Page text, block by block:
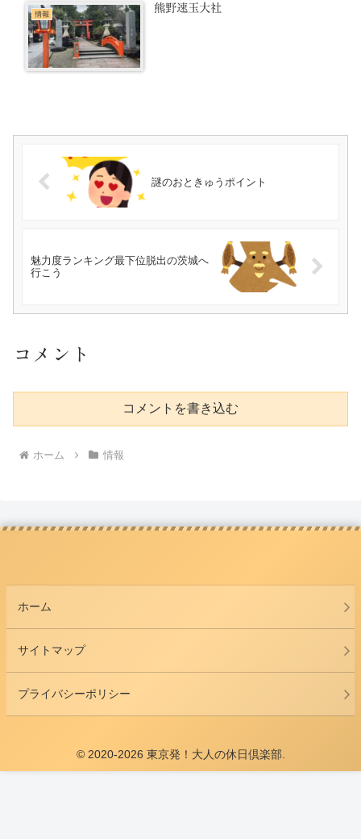
情報
熊野速玉大社
謎のおときゅうポイント
魅力度ランキング最下位脱出の茨城へ
行こう
コメント
コメントを書き込む
ホーム 情報
ホーム
サイトマップ
プライバシーポリシー
© 2020-2026 東京発！大人の休日倶楽部.